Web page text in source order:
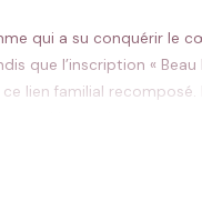
qui a su conquérir le
que l’inscription « Beau
lien familial recomposé.